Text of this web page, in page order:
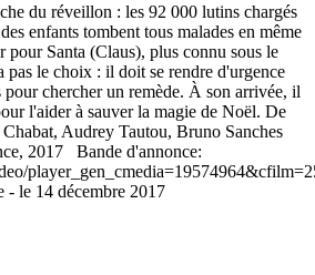
du réveillon : les 92 000 lutins chargés
enfants tombent tous malades en même
pour Santa (Claus), plus connu sous le
pas le choix : il doit se rendre d'urgence
pour chercher un remède. À son arrivée, il
l'aider à sauver la magie de Noël. De
Audrey Tautou, Bruno Sanches
2017 Bande d'annonce:
- le 14 décembre 2017